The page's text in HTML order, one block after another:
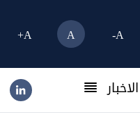
A-
A
A+